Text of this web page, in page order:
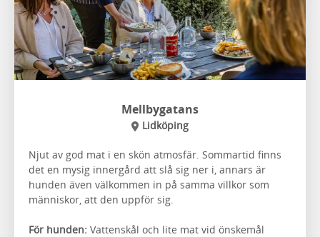
Mellbygatans
Lidköping
Njut av god mat i en skön atmosfär. Sommartid finns
det en mysig innergård att slå sig ner i, annars är
hunden även välkommen in på samma villkor som
människor, att den uppför sig.
För hunden: Vattenskål och lite mat vid önskemål